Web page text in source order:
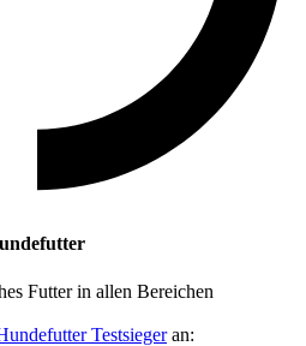
Futter in allen Bereichen
Testsiegeran: